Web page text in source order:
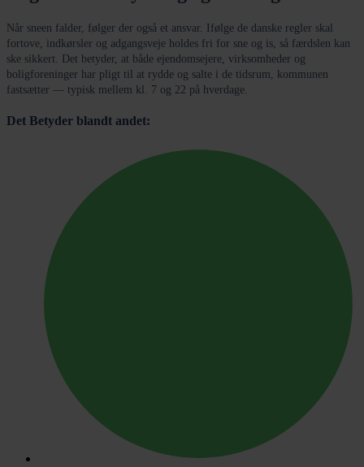
Når sneen falder, følger der også et ansvar. Ifølge de danske regler skal
fortove, indkørsler og adgangsveje holdes fri for sne og is, så færdslen kan
ske sikkert. Det betyder, at både ejendomsejere, virksomheder og
boligforeninger har pligt til at rydde og salte i de tidsrum, kommunen
fastsætter — typisk mellem kl. 7 og 22 på hverdage.
Det Betyder blandt andet: